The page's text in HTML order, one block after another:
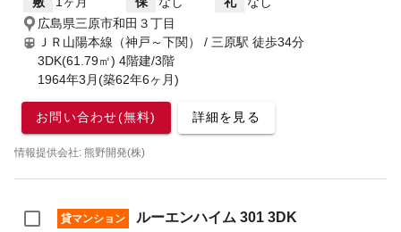
広島県三原市和田３丁目
ＪＲ山陽本線（神戸～下関） / 三原駅 徒歩34分
3DK(61.79㎡) 4階建/3階
1964年3月(築62年6ヶ月)
お問い合わせ(無料) 詳細を見る
情報提供会社: 熊野開発(株)
貸マンション ルーエンハイム 301 3DK